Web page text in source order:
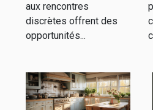
aux rencontres
discrètes offrent des
opportunités...